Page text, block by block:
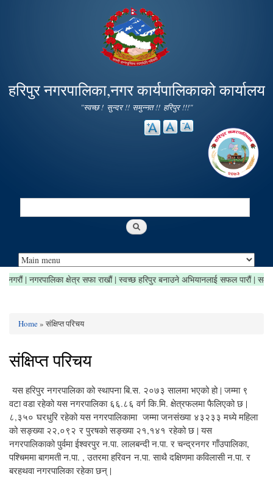
main
content
हरिपुर नगरपालिका,नगर कार्यपालिकाको कार्यालय
"स्वच्छ ! सुन्दर !! समुन्नत !! हरिपुर !!!"
Search
फोहोर नगरौं | नगरपालिका क्षेत्र सफा राखौं | स्वच्छ हरिपुर बनाउने अभियानलाई सफल पारौं |
Home» संक्षिप्त परिचय
संक्षिप्त परिचय
यस हरिपुर नगरपालिका को स्थापना बि.स. २०७३ सालमा भएको हो | जम्मा ९
वटा वडा रहेको यस नगरपालिका ६६.८६ वर्ग कि.मि. क्षेत्रफलमा फैलिएको छ |
८,३५० घरधुरि रहेको यस नगरपालिकामा जम्मा जनसंख्या ४३२३३ मध्ये महिला
को सङ्ख्या २२,०९२ र पुरषको सङ्ख्या २१,१४१ रहेको छ | यस
नगरपालिकाको पुर्वमा ईश्वरपुर न.पा. लालबन्दी न.पा. र चन्द्रनगर गाँउपालिका,
पश्चिममा बागमती न.पा. , उतरमा हरिवन न.पा. साथै दक्षिणमा कविलासी न.पा. र
बरहथवा नगरपालिका रहेका छन् |